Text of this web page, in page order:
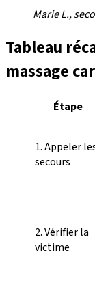
Marie L.,
Tableau
massage
Étape
1. Appeler
secours
2. Vérifier la
victime